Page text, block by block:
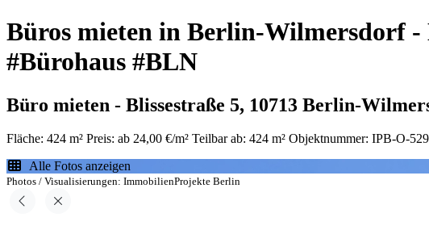
Büros mieten in Berlin-Wilmersdorf -
#Bürohaus #BLN
Büro mieten - Blissestraße 5, 10713 Berlin-
Fläche: 424 m² Preis: ab 24,00 €/m² Teilbar ab: 424 m² Objektnummer: IPB-O-
Alle Fotos anzeigen
Photos / Visualisierungen: ImmobilienProjekte Berlin